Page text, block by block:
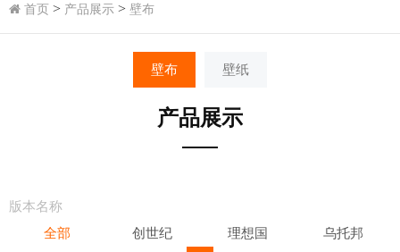
首页 > 产品展示 > 壁布
壁布 壁纸
产品展示
版本名称
全部
创世纪 理想国 乌托邦